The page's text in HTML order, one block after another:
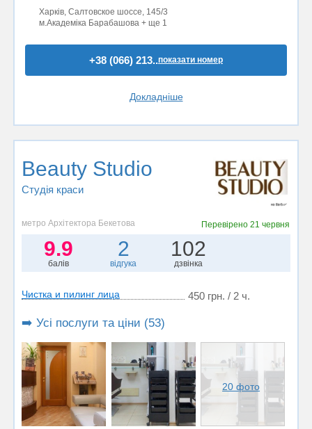
Харків, Салтовское шоссе, 145/3
м.Академіка Барабашова + ще 1
+38 (066) 213..показати номер
Докладніше
Beauty Studio
Студія краси
метро Архітектора Бекетова Перевірено21 червня
9.9
балів
2
відгука
102
дзвінка
Чистка и пилинг лица 450 грн. / 2 ч.
➡️ Усі послуги та ціни (53)
20 фото